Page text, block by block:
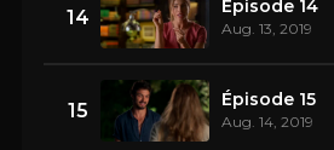
14 Épisode 14
Aug. 13, 2019
15 Épisode 15
Aug. 14, 2019